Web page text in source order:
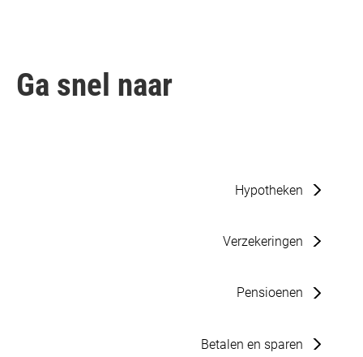
Ga snel naar
Hypotheken
Verzekeringen
Pensioenen
Betalen en sparen